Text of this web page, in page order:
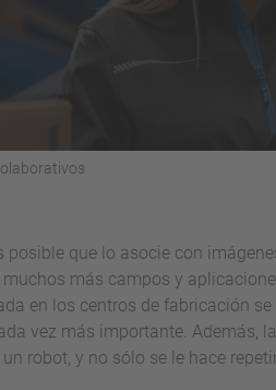
que lo asocie con
más campos y
en los centros de fabricación
vez más importante. Además,
robot, y no sólo se le hace